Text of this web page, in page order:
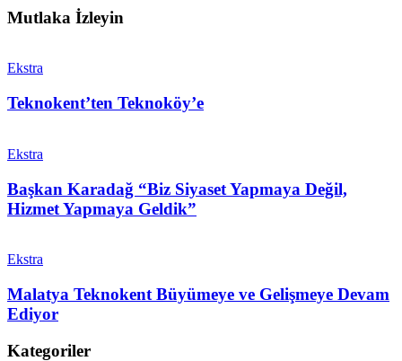
Mutlaka İzleyin
Ekstra
Teknokent’ten Teknoköy’e
Ekstra
Başkan Karadağ “Biz Siyaset Yapmaya Değil,
Hizmet Yapmaya Geldik”
Ekstra
Malatya Teknokent Büyümeye ve Gelişmeye Devam
Ediyor
Kategoriler